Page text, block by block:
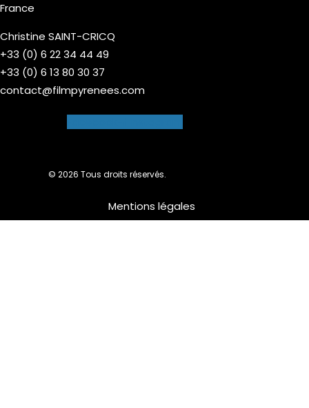
France
Christine SAINT-CRICQ
+33 (0) 6 22 34 44 49
+33 (0) 6 13 80 30 37
contact@filmpyrenees.com
© 2026 Tous droits réservés.
Mentions légales